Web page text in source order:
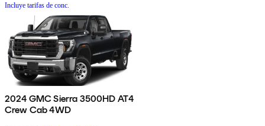
Incluye tarifas de conc.
2024 GMC Sierra 3500HD AT4
Crew Cab 4WD